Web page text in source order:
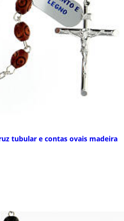
tubular e contas ovais madeira